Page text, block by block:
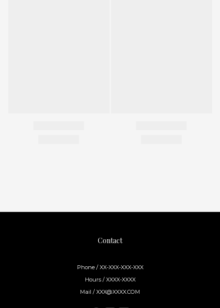
Contact
Phone / XX-XXX-XXX-XXX
Hours / XXXX-XXXX
Mail / XXX@XXXX.COM